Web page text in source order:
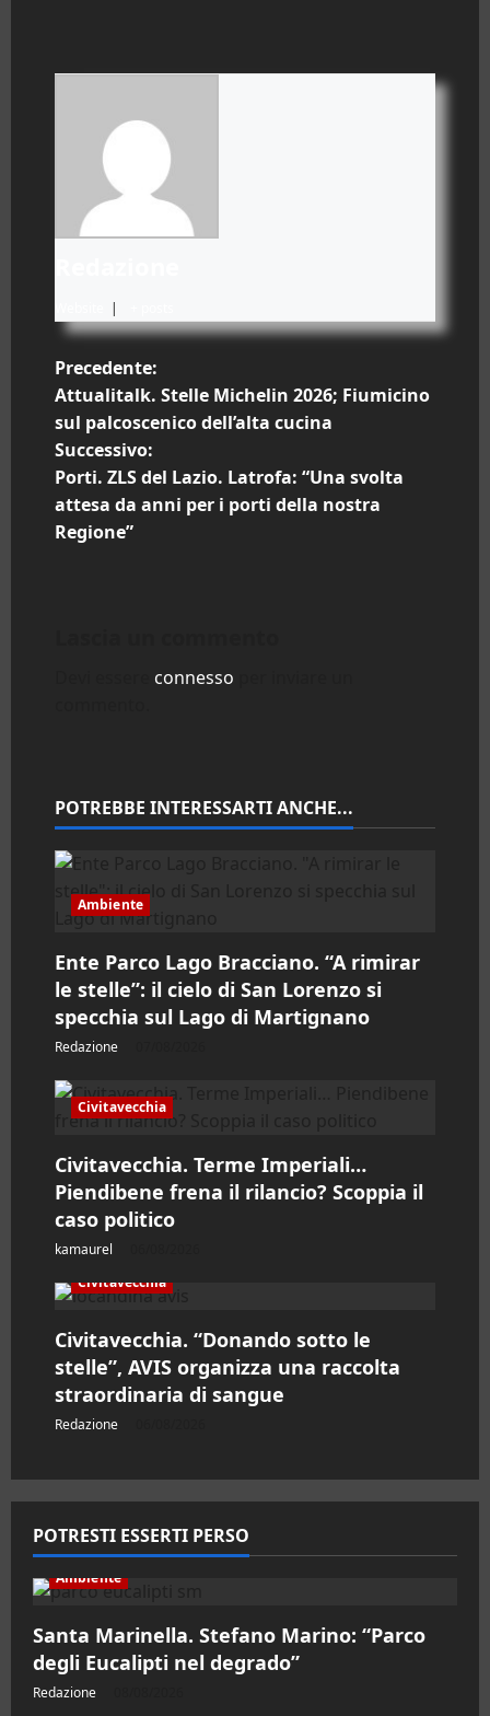
|
N
a
v
i
n
e
a
t
i
c
o
l
o
Precedente:
Attualitalk. Stelle Michelin 2026; Fiumicino
sul palcoscenico dell’alta cucina
Successivo:
Porti. ZLS del Lazio. Latrofa: “Una svolta
attesa da anni per i porti della nostra
Regione”
connesso
POTREBBE INTERESSARTI ANCHE...
Ambiente
Ente Parco Lago Bracciano. “A rimirar
le stelle”: il cielo di San Lorenzo si
specchia sul Lago di Martignano
Redazione
Civitavecchia
Civitavecchia. Terme Imperiali…
Piendibene frena il rilancio? Scoppia il
caso politico
kamaurel
Civitavecchia
Civitavecchia. “Donando sotto le
stelle”, AVIS organizza una raccolta
straordinaria di sangue
Redazione
POTRESTI ESSERTI PERSO
Ambiente
Santa Marinella. Stefano Marino: “Parco
degli Eucalipti nel degrado”
Redazione